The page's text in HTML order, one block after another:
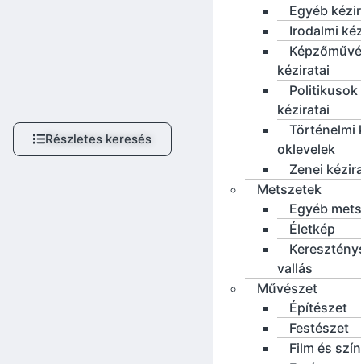
Részletes keresés
Egyéb
Irodalmi
kéziratai
Politikusok
kéziratai
Történelmi
oklevelek
Zenei
Metszetek
Egyéb
Életkép
vallás
Művészet
Építészet
Festészet
Film és